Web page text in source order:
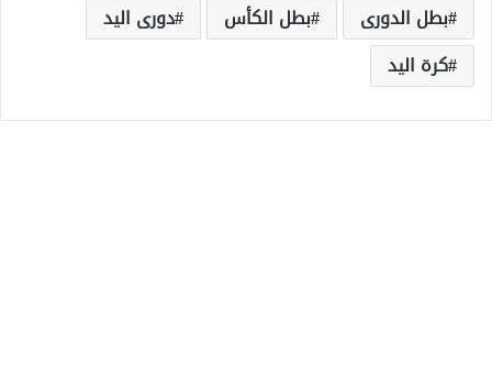
بطل الدورى بطل الكأس
دورى اليد
كرة اليد